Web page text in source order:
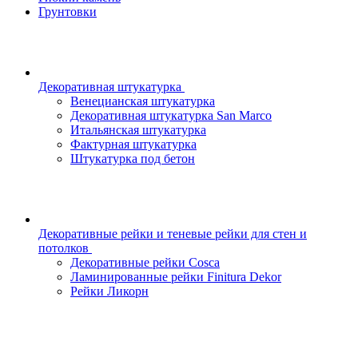
Грунтовки
Декоративная штукатурка
Венецианская штукатурка
Декоративная штукатурка San Marco
Итальянская штукатурка
Фактурная штукатурка
Штукатурка под бетон
Декоративные рейки и теневые рейки для стен и
потолков
Декоративные рейки Cosca
Ламинированные рейки Finitura Dekor
Рейки Ликорн